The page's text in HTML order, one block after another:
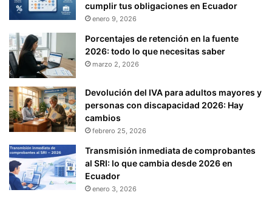
cumplir tus obligaciones en Ecuador
enero 9, 2026
Porcentajes de retención en la fuente
2026: todo lo que necesitas saber
marzo 2, 2026
Devolución del IVA para adultos mayores y
personas con discapacidad 2026: Hay
cambios
febrero 25, 2026
Transmisión inmediata de comprobantes
al SRI: lo que cambia desde 2026 en
Ecuador
enero 3, 2026